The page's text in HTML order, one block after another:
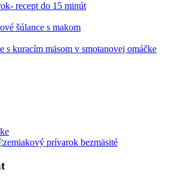
recept do 15 minút
šúlance s makom
s kuracím mäsom v smotanovej omáčke